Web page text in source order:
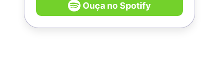
Ouça no Spotify